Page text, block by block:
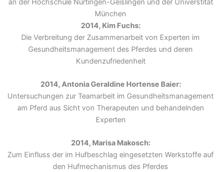
München
2014, Kim Fuchs:
Die Verbreitung der Zusammenarbeit von Experten im
Gesundheitsmanagement des Pferdes und deren
Kundenzufriedenheit
2014, Antonia Geraldine Hortense Baier:
Untersuchungen zur Teamarbeit im Gesundheitsmanagement
am Pferd aus Sicht von Therapeuten und behandelnden
Experten
2014, Marisa Makosch:
Zum Einfluss der im Hufbeschlag eingesetzten Werkstoffe auf
den Hufmechanismus des Pferdes